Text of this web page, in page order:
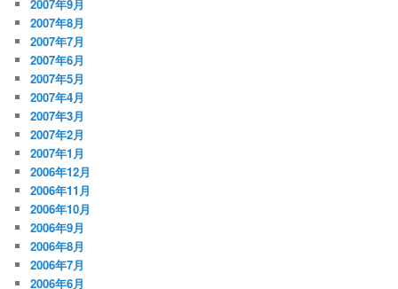
2007年9月
2007年8月
2007年7月
2007年6月
2007年5月
2007年4月
2007年3月
2007年2月
2007年1月
2006年12月
2006年11月
2006年10月
2006年9月
2006年8月
2006年7月
2006年6月